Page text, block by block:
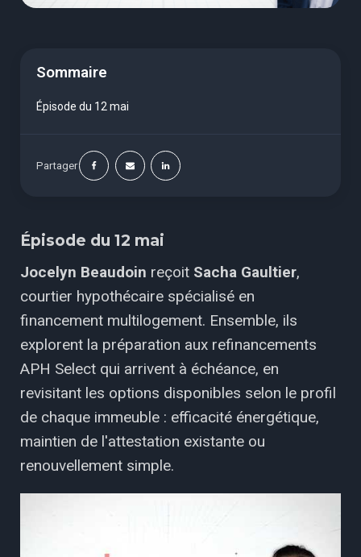
Sommaire
Épisode du 12 mai
Partager
Épisode du 12 mai
Jocelyn Beaudoin reçoit Sacha Gaultier,
courtier hypothécaire spécialisé en
financement multilogement. Ensemble, ils
explorent la préparation aux refinancements
APH Select qui arrivent à échéance, en
revisitant les options disponibles selon le profil
de chaque immeuble : efficacité énergétique,
maintien de l'attestation existante ou
renouvellement simple.